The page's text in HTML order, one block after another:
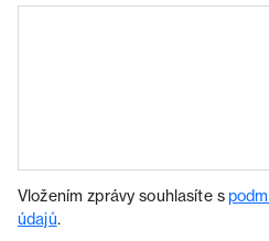
Vložením zprávy souhlasíte s
údajů.